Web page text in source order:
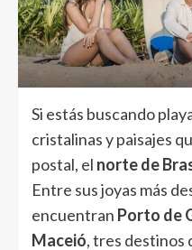
Si estás buscando
cristalinas y paisajes
postal, el norte de
Entre sus joyas más
encuentran Porto de
Maceió, tres destinos